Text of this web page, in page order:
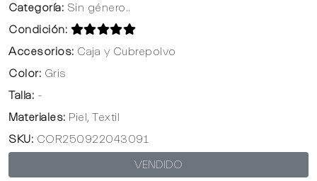
Categoría: Sin género..
Condición:
Accesorios: Caja y Cubrepolvo
Color: Gris
Talla: -
Materiales: Piel, Textil
SKU: COR250922043091
VENDIDO